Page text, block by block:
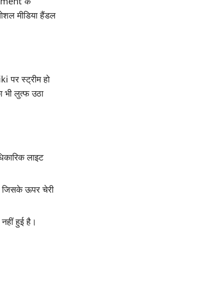
मीडिया हैंडल
पर स्ट्रीम हो
लुत्फ उठा
लाइट
ऊपर चेरी
हुई है।